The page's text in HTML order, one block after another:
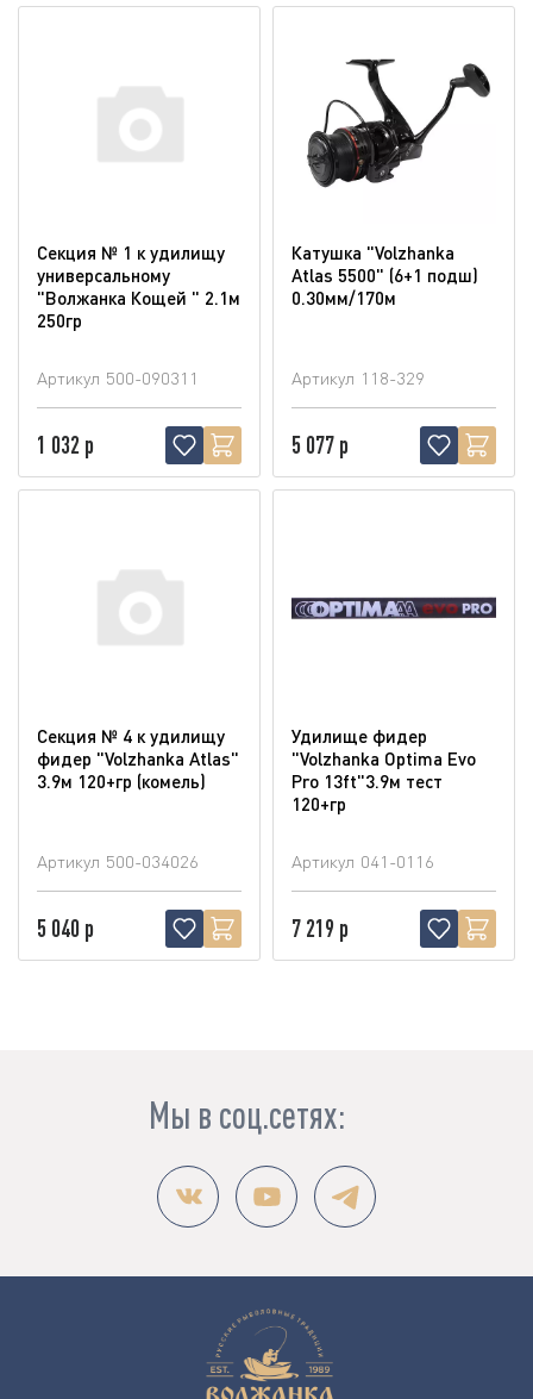
Секция № 1 к удилищу
универсальному
"Волжанка Кощей " 2.1м
250гр
Артикул 500-090311
1 032 р
Катушка "Volzhanka
Atlas 5500" (6+1 подш)
0.30мм/170м
Артикул 118-329
5 077 р
Секция № 4 к удилищу
фидер "Volzhanka Atlas"
3.9м 120+гр (комель)
Артикул 500-034026
5 040 р
Удилище фидер
"Volzhanka Optima Evo
Pro 13ft"3.9м тест
120+гр
Артикул 041-0116
7 219 р
Мы в соц.сетях: